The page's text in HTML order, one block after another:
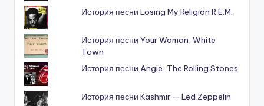
История песни Losing My Religion R.E.M.
История песни Your Woman, White
Town
История песни Angie, The Rolling Stones
История песни Kashmir — Led Zeppelin